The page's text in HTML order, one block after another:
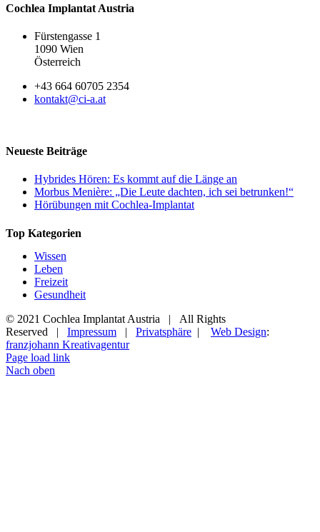
Cochlea Implantat Austria
Fürstengasse 1
1090 Wien
Österreich
+43 664 60705 2354
kontakt@ci-a.at
Neueste Beiträge
Hybrides Hören: Es kommt auf die Länge an
Morbus Menière: „Die Leute dachten, ich sei betrunken!“
Hörübungen mit Cochlea-Implantat
Top Kategorien
Wissen
Leben
Freizeit
Gesundheit
© 2021 Cochlea Implantat Austria | All Rights
Reserved | Impressum | Privatsphäre | Web Design:
franzjohann Kreativagentur
Page load link
Nach oben